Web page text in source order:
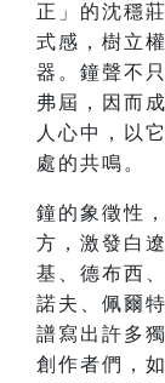
正」的沈穩
式感，樹立
器。鐘聲不
弗屆，因而
人心中，以
處的共鳴。
鐘的象徵性
方，激發白
基、德布西
諾夫、佩爾
譜寫出許多
創作者們，